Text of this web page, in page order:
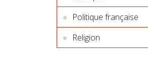
Politique française
Religion